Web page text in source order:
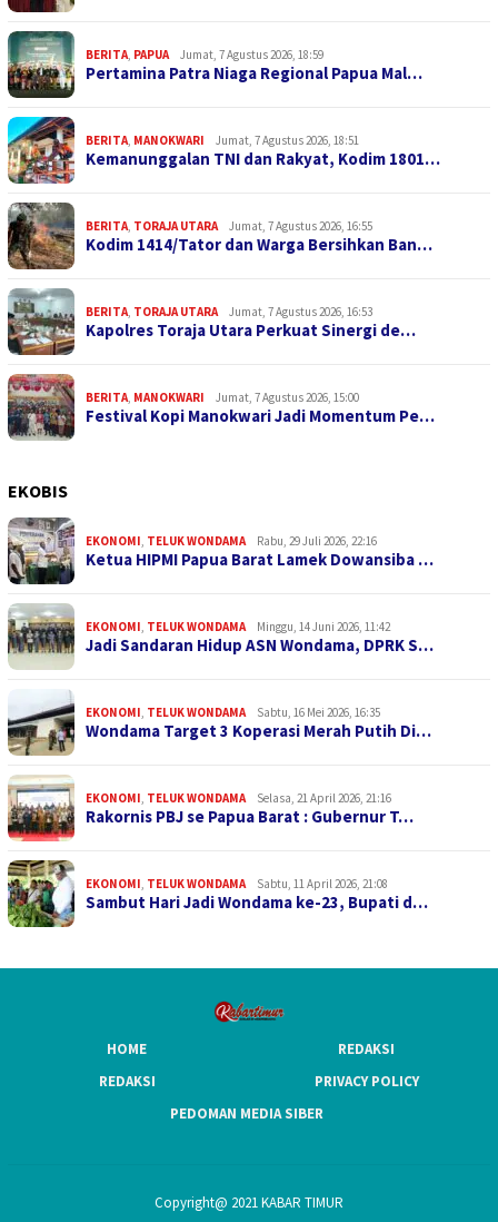
BERITA, PAPUA Jumat, 7 Agustus 2026, 18:59
Pertamina Patra Niaga Regional Papua Mal…
BERITA, MANOKWARI Jumat, 7 Agustus 2026, 18:51
Kemanunggalan TNI dan Rakyat, Kodim 1801…
BERITA, TORAJA UTARA Jumat, 7 Agustus 2026, 16:55
Kodim 1414/Tator dan Warga Bersihkan Ban…
BERITA, TORAJA UTARA Jumat, 7 Agustus 2026, 16:53
Kapolres Toraja Utara Perkuat Sinergi de…
BERITA, MANOKWARI Jumat, 7 Agustus 2026, 15:00
Festival Kopi Manokwari Jadi Momentum Pe…
EKOBIS
EKONOMI, TELUK WONDAMA Rabu, 29 Juli 2026, 22:16
Ketua HIPMI Papua Barat Lamek Dowansiba …
EKONOMI, TELUK WONDAMA Minggu, 14 Juni 2026, 11:42
Jadi Sandaran Hidup ASN Wondama, DPRK S…
EKONOMI, TELUK WONDAMA Sabtu, 16 Mei 2026, 16:35
Wondama Target 3 Koperasi Merah Putih Di…
EKONOMI, TELUK WONDAMA Selasa, 21 April 2026, 21:16
Rakornis PBJ se Papua Barat : Gubernur T…
EKONOMI, TELUK WONDAMA Sabtu, 11 April 2026, 21:08
Sambut Hari Jadi Wondama ke-23, Bupati d…
HOME
REDAKSI
REDAKSI
PRIVACY POLICY
PEDOMAN MEDIA SIBER
Copyright@ 2021 KABAR TIMUR